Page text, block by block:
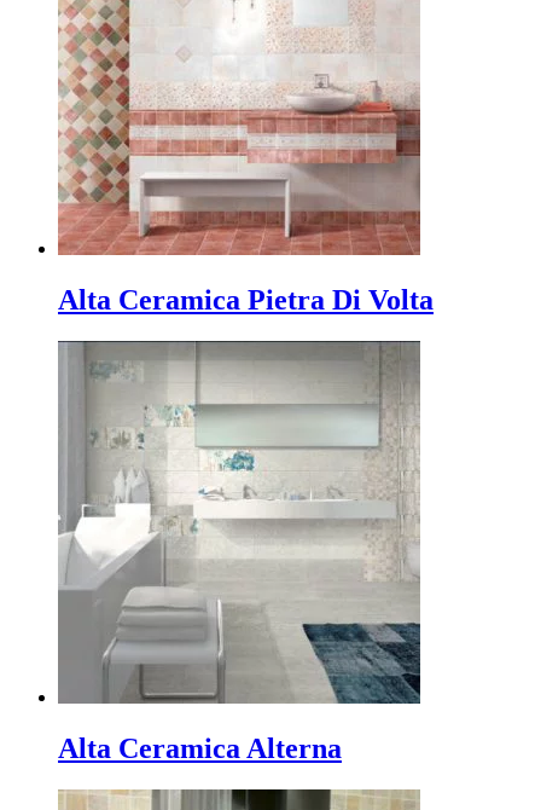
Alta Ceramica Pietra Di Volta
Alta Ceramica Alterna